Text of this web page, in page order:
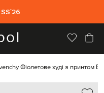
Фіолетове худі з принтом